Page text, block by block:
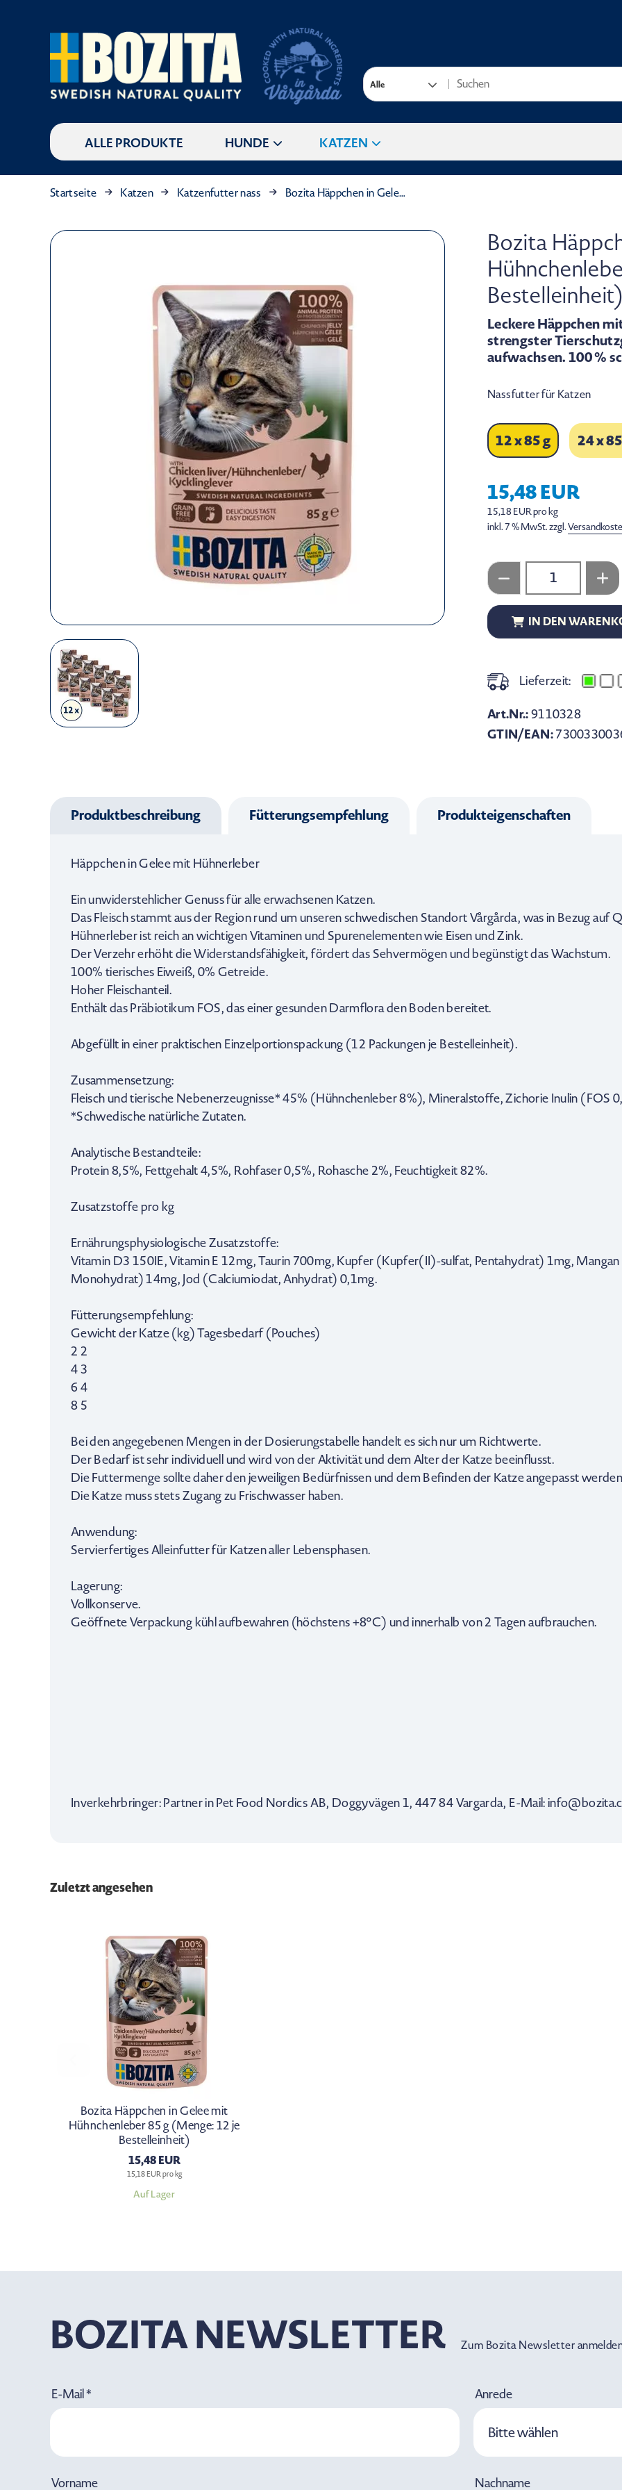
Alle
ALLE PRODUKTE HUNDE KATZEN
Startseite Katzen Katzenfutter nass Bozita Häppchen in Gelee mit Hühnchenleber 85 g (Menge: 12 je Bestelleinheit)
Bozita
Leckere Häppchen
strengster
aufwachsen. 100 %
Nassfutter für Katzen
12 x 85 g 24 x
15,48 EUR
15,18 EUR pro kg
inkl. 7 % MwSt. zzgl.
IN DEN
IN DEN
Lieferzeit:
Art.Nr.:9110328
GTIN/EAN:
Produktbeschreibung Fütterungsempfehlung Produkteigenschaften
Häppchen in Gelee mit Hühnerleber
Ein unwiderstehlicher Genuss für alle erwachsenen Katzen.
Das Fleisch stammt aus der Region rund um unseren schwedischen Standort Vårgårda, was in Bezug
Hühnerleber ist reich an wichtigen Vitaminen und Spurenelementen wie Eisen und Zink.
Der Verzehr erhöht die Widerstandsfähigkeit, fördert das Sehvermögen und begünstigt das Wachstum.
100% tierisches Eiweiß, 0% Getreide.
Hoher Fleischanteil.
Enthält das Präbiotikum FOS, das einer gesunden Darmflora den Boden bereitet.
Abgefüllt in einer praktischen Einzelportionspackung (12 Packungen je Bestelleinheit).
Zusammensetzung:
Fleisch und tierische Nebenerzeugnisse* 45% (Hühnchenleber 8%), Mineralstoffe, Zichorie Inulin (FOS
*Schwedische natürliche Zutaten.
Analytische Bestandteile:
Protein 8,5%, Fettgehalt 4,5%, Rohfaser 0,5%, Rohasche 2%, Feuchtigkeit 82%.
Zusatzstoffe pro kg
Ernährungsphysiologische Zusatzstoffe:
Vitamin D3 150IE, Vitamin E 12mg, Taurin 700mg, Kupfer (Kupfer(II)-sulfat, Pentahydrat) 1mg,
Monohydrat) 14mg, Jod (Calciumiodat, Anhydrat) 0,1mg.
Fütterungsempfehlung:
Gewicht der Katze (kg) Tagesbedarf (Pouches)
2 2
4 3
6 4
8 5
Bei den angegebenen Mengen in der Dosierungstabelle handelt es sich nur um Richtwerte.
Der Bedarf ist sehr individuell und wird von der Aktivität und dem Alter der Katze beeinflusst.
Die Futtermenge sollte daher den jeweiligen Bedürfnissen und dem Befinden der Katze angepasst
Die Katze muss stets Zugang zu Frischwasser haben.
Anwendung:
Servierfertiges Alleinfutter für Katzen aller Lebensphasen.
Lagerung:
Vollkonserve.
Geöffnete Verpackung kühl aufbewahren (höchstens +8°C) und innerhalb von 2 Tagen aufbrauchen.
Inverkehrbringer: Partner in Pet Food Nordics AB, Doggyvägen 1, 447 84 Vargarda, E-Mail:
Zuletzt angesehen
Bozita Häppchen in Gelee mit
Hühnchenleber 85 g (Menge: 12 je
Bestelleinheit)
15,48 EUR
15,18 EUR pro kg
Auf Lager
BOZITA NEWSLETTER Zum Bozita Newsletter
E-Mail * Anrede
Bitte wählen
Vorname Nachname